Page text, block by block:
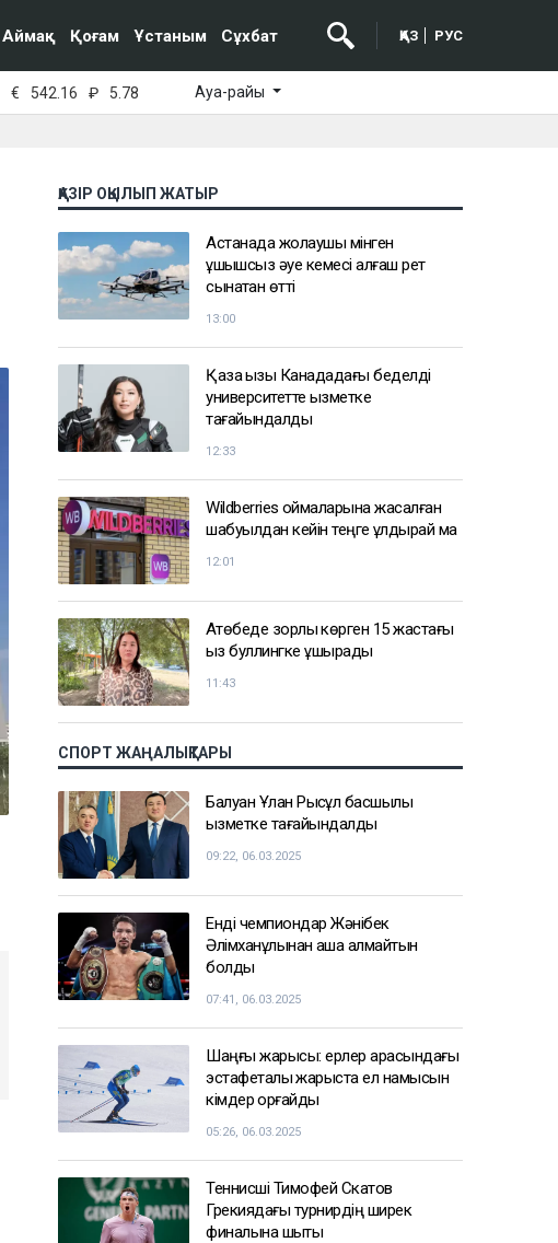
Аймақ Қоғам Ұстаным Сұхбат ҚАЗ РУС
€ 542.16 ₽ 5.78 Ауа-райы
ҚАЗІР ОҚЫЛЫП ЖАТЫР
Астанада жолаушы мінген
ұшқышсыз әуе кемесі алғаш рет
сынақтан өтті
13:00
Қазақ қызы Канададағы беделді
университетте қызметке
тағайындалды
12:33
Wildberries қоймаларына жасалған
шабуылдан кейін теңге құлдырай ма
12:01
Ақтөбеде зорлық көрген 15 жастағы
қыз буллингке ұшырады
11:43
СПОРТ ЖАҢАЛЫҚТАРЫ
Балуан Ұлан Рысқұл басшылық
қызметке тағайындалды
09:22, 06.03.2025
Енді чемпиондар Жәнібек
Әлімханұлынан қаша алмайтын
болды
07:41, 06.03.2025
Шаңғы жарысы: ерлер арасындағы
эстафеталық жарыста ел намысын
кімдер қорғайды
05:26, 06.03.2025
Теннисші Тимофей Скатов
Грекиядағы турнирдің ширек
финалына шықты